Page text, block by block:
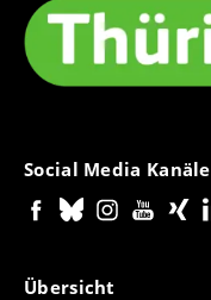
Social Media Kanäle
Übersicht